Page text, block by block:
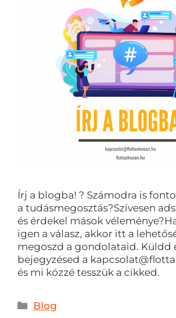
Írj a blogba! ? Számodra is
a tudásmegosztás?Szívesen
és érdekel mások
igen a válasz, akkor itt a
megoszd a gondolataid. Küldd
bejegyzésed a
és mi közzé tesszük a cikked.
Blog